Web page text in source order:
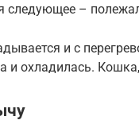
следующее –
и с
охладилась.